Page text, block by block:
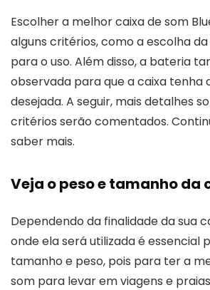
Escolher a melhor caixa de som
alguns critérios, como a escolha
para o uso. Além disso, a bateria
observada para que a caixa tenha
desejada. A seguir, mais detalhes
critérios serão comentados.
saber mais.
Veja o peso e tamanho da
Dependendo da finalidade da sua
onde ela será utilizada é essencial
tamanho e peso, pois para ter a
som para levar em viagens e